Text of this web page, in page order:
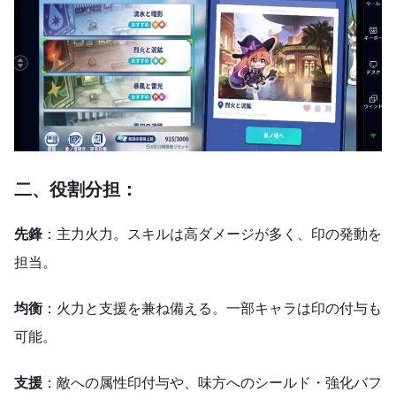
二、 役割分担：
先鋒 ：主力火力。スキルは高ダメージが多く、印の発動を
担当。
均衡 ：火力と支援を兼ね備える。一部キャラは印の付与も
可能。
支援 ：敵への属性印付与や、味方へのシールド・強化バフ